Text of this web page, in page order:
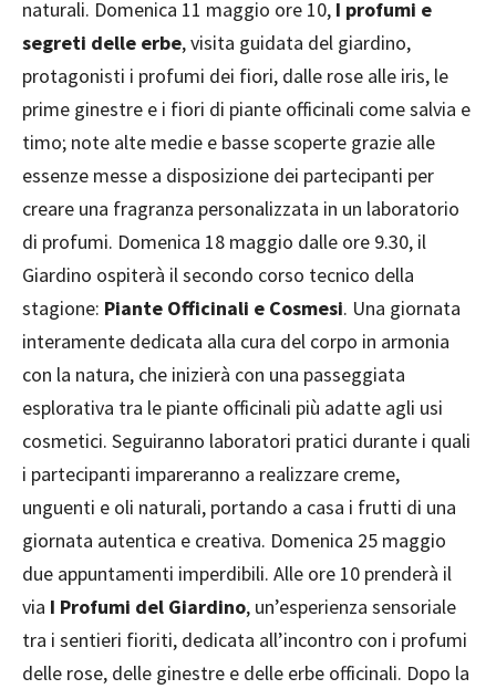
naturali. Domenica 11 maggio ore 10, I profumi e
segreti delle erbe, visita guidata del giardino,
protagonisti i profumi dei fiori, dalle rose alle iris, le
prime ginestre e i fiori di piante officinali come salvia e
timo; note alte medie e basse scoperte grazie alle
essenze messe a disposizione dei partecipanti per
creare una fragranza personalizzata in un laboratorio
di profumi. Domenica 18 maggio dalle ore 9.30, il
Giardino ospiterà il secondo corso tecnico della
stagione: Piante Officinali e Cosmesi. Una giornata
interamente dedicata alla cura del corpo in armonia
con la natura, che inizierà con una passeggiata
esplorativa tra le piante officinali più adatte agli usi
cosmetici. Seguiranno laboratori pratici durante i quali
i partecipanti impareranno a realizzare creme,
unguenti e oli naturali, portando a casa i frutti di una
giornata autentica e creativa. Domenica 25 maggio
due appuntamenti imperdibili. Alle ore 10 prenderà il
via I Profumi del Giardino, un’esperienza sensoriale
tra i sentieri fioriti, dedicata all’incontro con i profumi
delle rose, delle ginestre e delle erbe officinali. Dopo la